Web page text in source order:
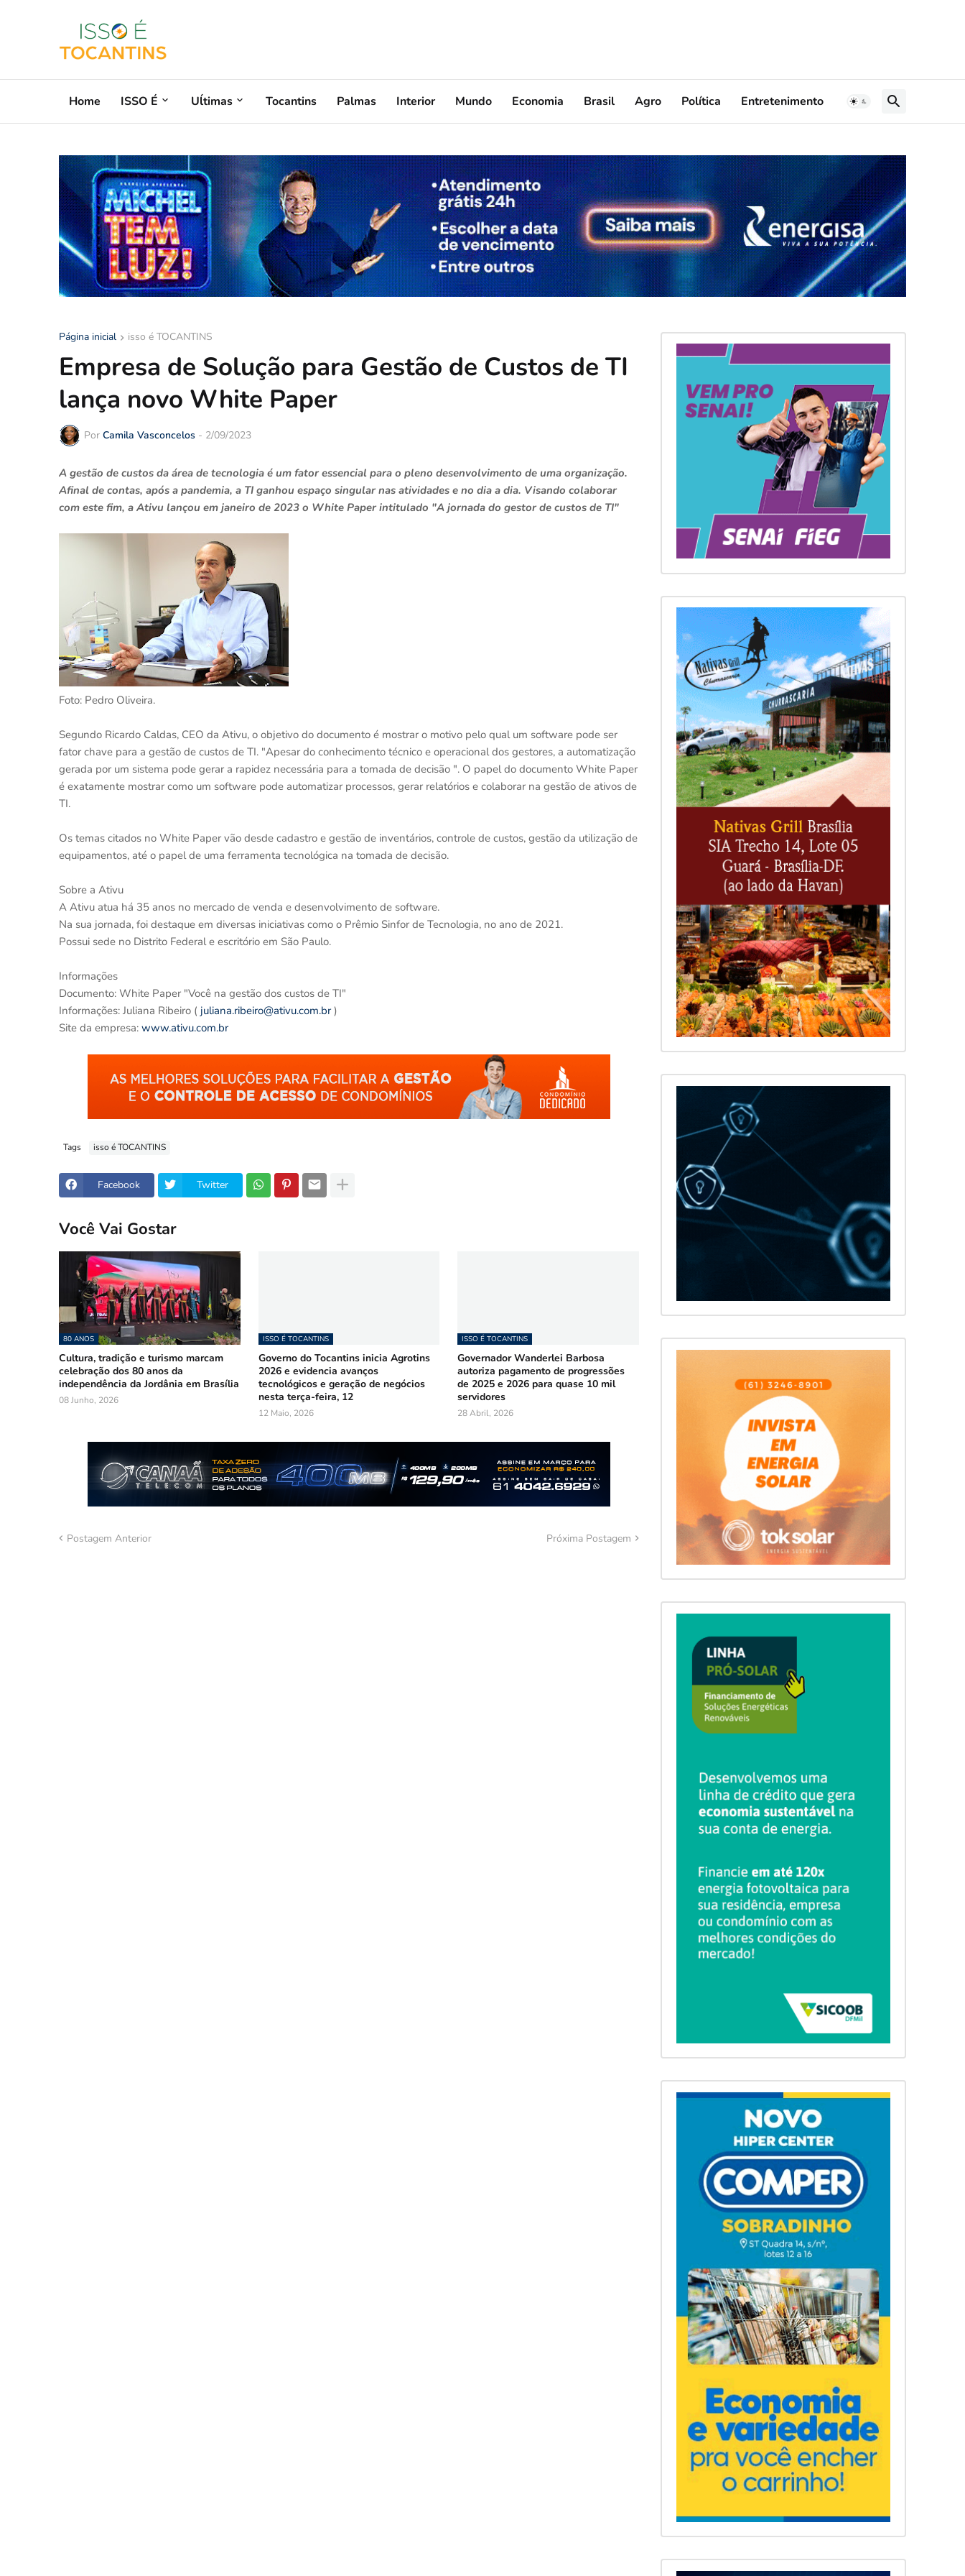
Home ISSO É Uĺtimas Tocantins Palmas Interior Mundo Economia Brasil Agro Política Entretenimento
Página inicial isso é TOCANTINS
Empresa de Solução para Gestão de Custos de TI
lança novo White Paper
Por Camila Vasconcelos - 2/09/2023
A gestão de custos da área de tecnologia é um fator essencial para o pleno desenvolvimento de uma organização.
Afinal de contas, após a pandemia, a TI ganhou espaço singular nas atividades e no dia a dia. Visando colaborar
com este fim, a Ativu lançou em janeiro de 2023 o White Paper intitulado "A jornada do gestor de custos de TI"
Foto: Pedro Oliveira.
Segundo Ricardo Caldas, CEO da Ativu, o objetivo do documento é mostrar o motivo pelo qual um software pode ser
fator chave para a gestão de custos de TI. "Apesar do conhecimento técnico e operacional dos gestores, a automatização
gerada por um sistema pode gerar a rapidez necessária para a tomada de decisão ". O papel do documento White Paper
é exatamente mostrar como um software pode automatizar processos, gerar relatórios e colaborar na gestão de ativos de
TI.
Os temas citados no White Paper vão desde cadastro e gestão de inventários, controle de custos, gestão da utilização de
equipamentos, até o papel de uma ferramenta tecnológica na tomada de decisão.
Sobre a Ativu
A Ativu atua há 35 anos no mercado de venda e desenvolvimento de software.
Na sua jornada, foi destaque em diversas iniciativas como o Prêmio Sinfor de Tecnologia, no ano de 2021.
Possui sede no Distrito Federal e escritório em São Paulo.
Informações
Documento: White Paper "Você na gestão dos custos de TI"
Informações: Juliana Ribeiro ( juliana.ribeiro@ativu.com.br)
Site da empresa: www.ativu.com.br
Tags isso é TOCANTINS
Facebook Twitter
Você Vai Gostar
80 ANOS
Cultura, tradição e turismo marcam
celebração dos 80 anos da
independência da Jordânia em Brasília
08 Junho, 2026
ISSO É TOCANTINS
Governo do Tocantins inicia Agrotins
2026 e evidencia avanços
tecnológicos e geração de negócios
nesta terça-feira, 12
12 Maio, 2026
ISSO É TOCANTINS
Governador Wanderlei Barbosa
autoriza pagamento de progressões
de 2025 e 2026 para quase 10 mil
servidores
28 Abril, 2026
Postagem Anterior Próxima Postagem